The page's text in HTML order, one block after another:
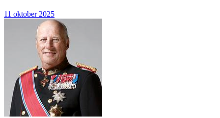
11 oktober 2025